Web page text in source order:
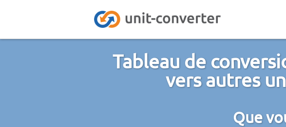
Tableau de
vers autres
Que